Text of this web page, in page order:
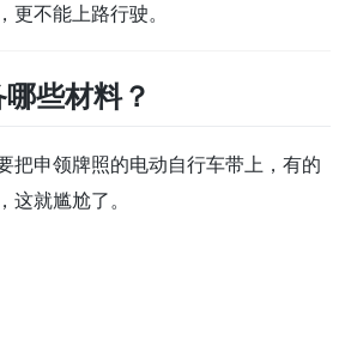
更不能上路行驶。
些材料？
把申领牌照的电动自行车带上，有的
这就尴尬了。